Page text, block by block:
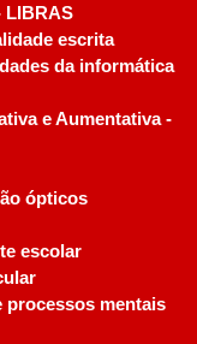
LIBRAS
escrita
da informática
e Aumentativa -
ópticos
escolar
processos mentais